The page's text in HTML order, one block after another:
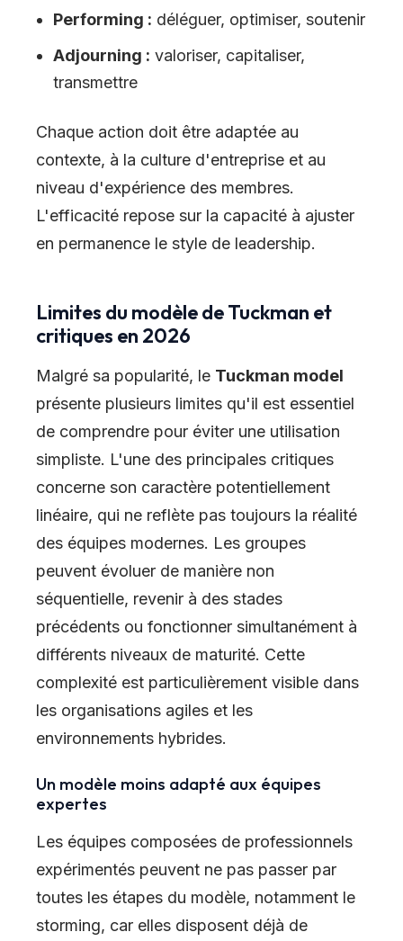
Performing : déléguer, optimiser, soutenir
Adjourning : valoriser, capitaliser,
transmettre
Chaque action doit être adaptée au
contexte, à la culture d'entreprise et au
niveau d'expérience des membres.
L'efficacité repose sur la capacité à ajuster
en permanence le style de leadership.
Limites du modèle de Tuckman et
critiques en 2026
Malgré sa popularité, le Tuckman model
présente plusieurs limites qu'il est essentiel
de comprendre pour éviter une utilisation
simpliste. L'une des principales critiques
concerne son caractère potentiellement
linéaire, qui ne reflète pas toujours la réalité
des équipes modernes. Les groupes
peuvent évoluer de manière non
séquentielle, revenir à des stades
précédents ou fonctionner simultanément à
différents niveaux de maturité. Cette
complexité est particulièrement visible dans
les organisations agiles et les
environnements hybrides.
Un modèle moins adapté aux équipes
expertes
Les équipes composées de professionnels
expérimentés peuvent ne pas passer par
toutes les étapes du modèle, notamment le
storming, car elles disposent déjà de